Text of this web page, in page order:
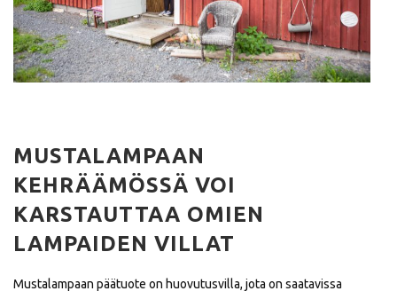
MUSTALAMPAAN
KEHRÄÄMÖSSÄ VOI
KARSTAUTTAA OMIEN
LAMPAIDEN VILLAT
Mustalampaan päätuote on huovutusvilla, jota on saatavissa